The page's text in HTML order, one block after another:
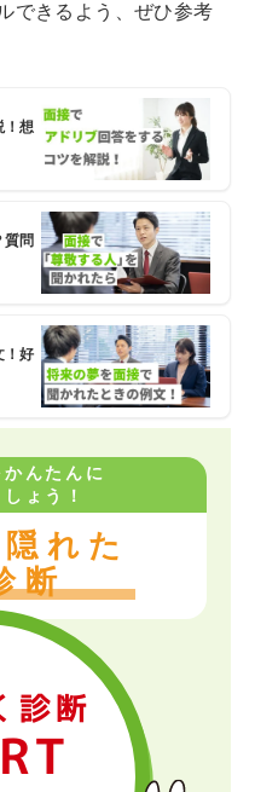
できるよう、ぜひ参考
！想
質問
！好
んたんに
ょう！
れた
断
診断